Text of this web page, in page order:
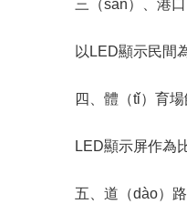
三（sān）、港
以LED顯示民間
四、體（tǐ）育
LED顯示屏作為
五、道（dào）